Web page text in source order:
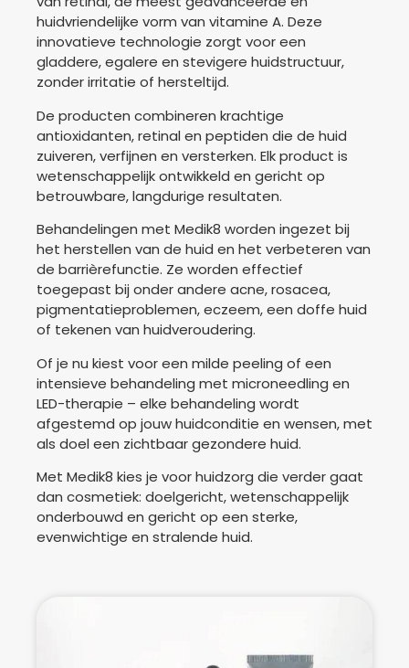
huidvriendelijke vorm van vitamine A. Deze
innovatieve technologie zorgt voor een
gladdere, egalere en stevigere huidstructuur,
zonder irritatie of hersteltijd.
De producten combineren krachtige
antioxidanten, retinal en peptiden die de huid
zuiveren, verfijnen en versterken. Elk product is
wetenschappelijk ontwikkeld en gericht op
betrouwbare, langdurige resultaten.
Behandelingen met Medik8 worden ingezet bij
het herstellen van de huid en het verbeteren van
de barrièrefunctie. Ze worden effectief
toegepast bij onder andere acne, rosacea,
pigmentatieproblemen, eczeem, een doffe huid
of tekenen van huidveroudering.
Of je nu kiest voor een milde peeling of een
intensieve behandeling met microneedling en
LED-therapie – elke behandeling wordt
afgestemd op jouw huidconditie en wensen, met
als doel een zichtbaar gezondere huid.
Met Medik8 kies je voor huidzorg die verder gaat
dan cosmetiek: doelgericht, wetenschappelijk
onderbouwd en gericht op een sterke,
evenwichtige en stralende huid.